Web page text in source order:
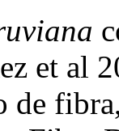
et al
de